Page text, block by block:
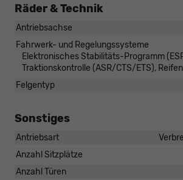
Räder & Technik
Antriebsachse
Fahrwerk- und Regelungssysteme
Elektronisches Stabilitäts-Programm
Traktionskontrolle (ASR/CTS/ETS),
Felgentyp
Sonstiges
Antriebsart
Anzahl Sitzplätze
Anzahl Türen